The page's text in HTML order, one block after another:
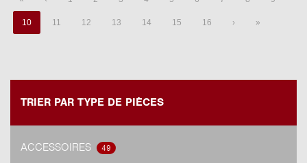
10 11 12 13 14 15 16 › »
TRIER PAR TYPE DE PIÈCES
ACCESSOIRES 49